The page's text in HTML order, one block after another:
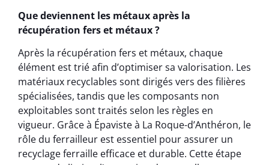
Que deviennent les métaux après la
récupération fers et métaux ?
Après la récupération fers et métaux, chaque
élément est trié afin d’optimiser sa valorisation. Les
matériaux recyclables sont dirigés vers des filières
spécialisées, tandis que les composants non
exploitables sont traités selon les règles en
vigueur. Grâce à Épaviste à La Roque-d’Anthéron, le
rôle du ferrailleur est essentiel pour assurer un
recyclage ferraille efficace et durable. Cette étape